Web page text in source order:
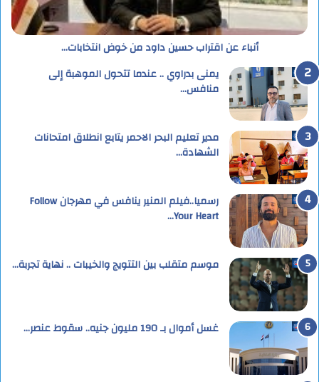
أنباء عن اقتراب حسين داود من خوض انتخابات…
يمنى بدراوي .. عندما تتحول الموهبة إلى
منافس…
مدير تعليم البحر الاحمر يتابع انطلاق امتحانات
الشهادة…
رسميا..فيلم المنير ينافس في مهرجان Follow
Your Heart…
موسم متقلب بين التتويج والخيبات .. نهاية تجربة…
غسل أموال بـ 190 مليون جنيه.. سقوط عنصر…